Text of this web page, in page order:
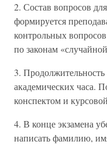
2. Состав вопросов
формируется
контрольных
по законам
3. Продолжительность
академических часа.
конспектом и
4. В конце экзамена
написать фамилию,